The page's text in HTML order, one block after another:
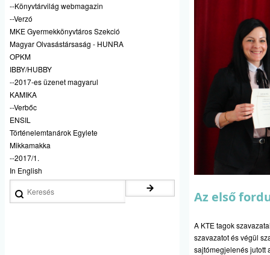
--Könyvtárvilág webmagazin
--Verzó
MKE Gyermekkönyvtáros Szekció
Magyar Olvasástársaság - HUNRA
OPKM
IBBY/HUBBY
--2017-es üzenet magyarul
KAMIKA
--Verbőc
ENSIL
Történelemtanárok Egylete
Mikkamakka
--2017/1.
In English
Az első
A KTE tagok
szavazatot és végül
sajtómegjelenés jutott